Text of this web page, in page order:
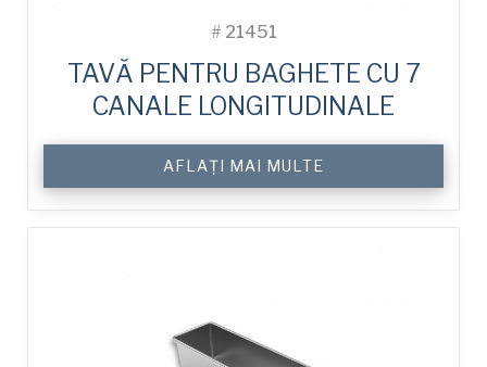
# 21451
TAVĂ PENTRU BAGHETE CU 7
CANALE LONGITUDINALE
AFLAȚI MAI MULTE